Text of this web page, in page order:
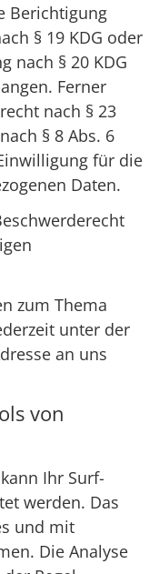
Berichtigung
§ 19 KDG oder
nach § 20 KDG
Ferner
nach § 23
§ 8 Abs. 6
für die
Daten.
zum Thema
unter der
an uns
von
Ihr Surf-
werden. Das
und mit
Die Analyse